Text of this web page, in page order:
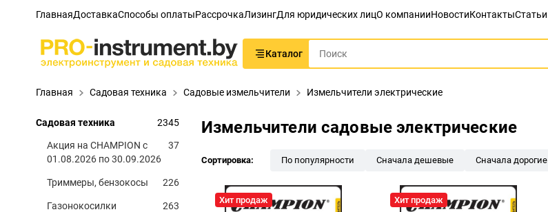
ГлавнаяДоставкаСпособы оплатыРассрочкаЛизингДля юридических лицО компанииНовостиКонтактыСтатьи
Каталог
Главная Садовая техника Садовые измельчители Измельчители электрические
Садовая техника 2345
Акция на CHAMPION с
01.08.2026 по 30.09.2026
37
Триммеры, бензокосы 226
Газонокосилки 263
Измельчители садовые электрические
Сортировка: По популярности Сначала дешевые Сначала дорогие
Хит продаж Хит продаж